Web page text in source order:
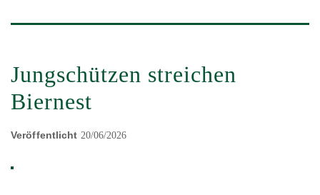
Jungschützen streichen
Biernest
Veröffentlicht 20/06/2026